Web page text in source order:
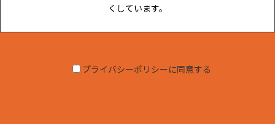
くしています。
■当サイトにおける個人情報の収集について
プライバシーポリシーに同意する